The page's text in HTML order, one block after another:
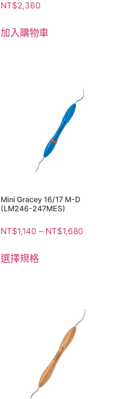
NT$2,360
加入購物車
Mini Gracey 16/17 M-D
(LM246-247MES)
NT$1,140 – NT$1,680
選擇規格